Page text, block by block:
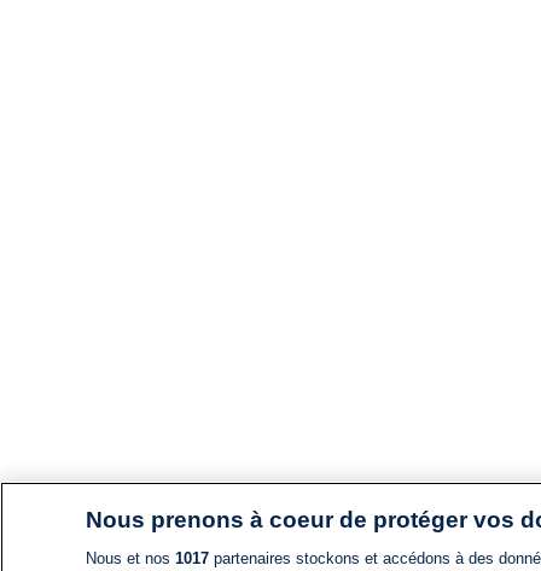
Nous prenons à coeur de protéger vos
Nous et nos 1017partenaires stockons et accédons à des